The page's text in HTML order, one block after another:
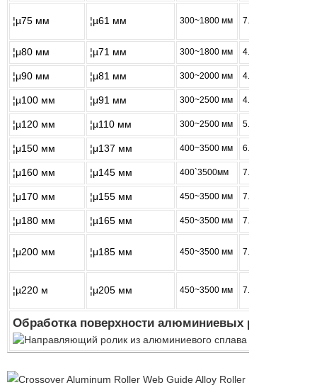
¦µ75 мм ¦µ61 мм 300~1800 мм 7.00Мм
¦μ80 мм ¦µ71 мм 300~1800 мм 4.50Мм
¦μ90 мм ¦μ81 мм 300~2000 мм 4.50Мм
¦µ100 мм ¦μ91 мм 300~2500 мм 4.50Мм
¦µ120 мм ¦µ110 мм 300~2500 мм 5.00Мм
¦μ150 мм ¦μ137 мм 400~3500 мм 6.50Мм
¦μ160 мм ¦μ145 мм 400`3500мм 7.50Мм
¦μ170 мм ¦μ155 мм 450~3500 мм 7.50Мм
¦μ180 мм ¦µ165 мм 450~3500 мм 7.5Мм
¦μ200 мм ¦μ185 мм 450~3500 мм 7.50Мм
¦µ220 м ¦μ205 мм 450~3500 мм 7.50Мм
Обработка поверхности алюминиевых роликов: